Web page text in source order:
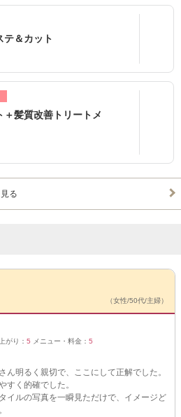
テ＆カット
＋髪質改善トリートメ
る
（女性/50代/主婦）
がり： 5 メニュー・料金： 5
ん明るく親切で、ここにして正解でした。
すく的確でした。
イルの写真を一瞬見ただけで、イメージど